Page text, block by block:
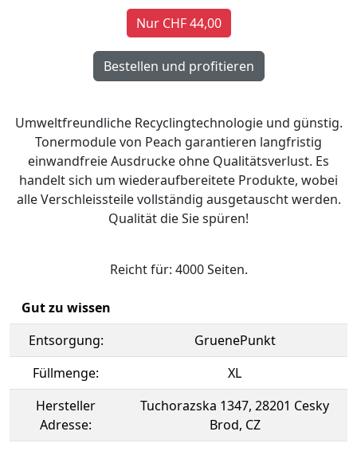
Nur CHF 44,00
Umweltfreundliche Recyclingtechnologie und günstig.
Tonermodule von Peach garantieren langfristig
einwandfreie Ausdrucke ohne Qualitätsverlust. Es
handelt sich um wiederaufbereitete Produkte, wobei
alle Verschleissteile vollständig ausgetauscht werden.
Qualität die Sie spüren!
Reicht für: 4000 Seiten.
Gut zu wissen
Entsorgung:
GruenePunkt
Füllmenge:
XL
Hersteller
Adresse:
Tuchorazska 1347, 28201 Cesky
Brod, CZ